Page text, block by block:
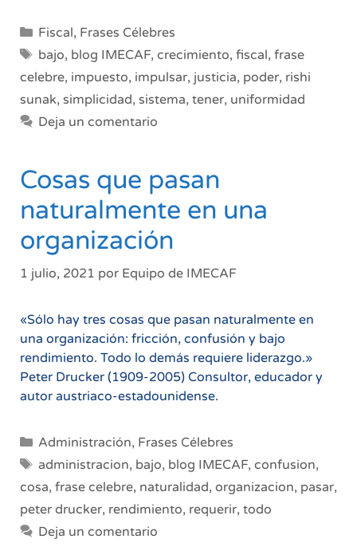
Categorías
Fiscal, Frases Célebres
Etiquetas
bajo, blog IMECAF, crecimiento, fiscal, frase
celebre, impuesto, impulsar, justicia, poder, rishi
sunak, simplicidad, sistema, tener, uniformidad
Deja un comentario
Cosas que pasan
naturalmente en una
organización
1 julio, 2021 por Equipo de IMECAF
«Sólo hay tres cosas que pasan naturalmente en
una organización: fricción, confusión y bajo
rendimiento. Todo lo demás requiere liderazgo.»
Peter Drucker (1909-2005) Consultor, educador y
autor austriaco-estadounidense.
Categorías
Administración, Frases Célebres
Etiquetas
administracion, bajo, blog IMECAF, confusion,
cosa, frase celebre, naturalidad, organizacion, pasar,
peter drucker, rendimiento, requerir, todo
Deja un comentario